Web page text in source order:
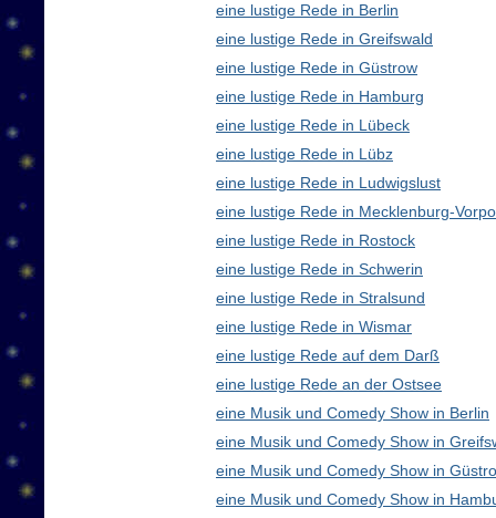
eine lustige Rede in Berlin
eine lustige Rede in Greifswald
eine lustige Rede in Güstrow
eine lustige Rede in Hamburg
eine lustige Rede in Lübeck
eine lustige Rede in Lübz
eine lustige Rede in Ludwigslust
eine lustige Rede in Mecklenburg-
eine lustige Rede in Rostock
eine lustige Rede in Schwerin
eine lustige Rede in Stralsund
eine lustige Rede in Wismar
eine lustige Rede auf dem Darß
eine lustige Rede an der Ostsee
eine Musik und Comedy Show in Berlin
eine Musik und Comedy Show in
eine Musik und Comedy Show in
eine Musik und Comedy Show in